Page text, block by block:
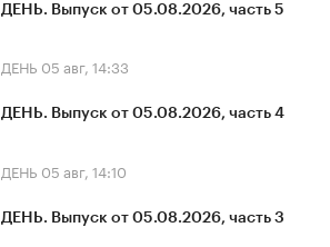
ДЕНЬ. Выпуск от 05.08.2026, часть 5
ДЕНЬ 05 авг, 14:33
ДЕНЬ. Выпуск от 05.08.2026, часть 4
ДЕНЬ 05 авг, 14:10
ДЕНЬ. Выпуск от 05.08.2026, часть 3